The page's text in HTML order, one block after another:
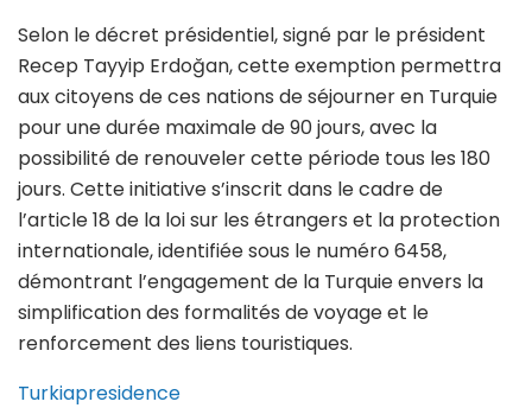
Selon le décret présidentiel, signé par le président
Recep Tayyip Erdoğan, cette exemption permettra
aux citoyens de ces nations de séjourner en Turquie
pour une durée maximale de 90 jours, avec la
possibilité de renouveler cette période tous les 180
jours. Cette initiative s’inscrit dans le cadre de
l’article 18 de la loi sur les étrangers et la protection
internationale, identifiée sous le numéro 6458,
démontrant l’engagement de la Turquie envers la
simplification des formalités de voyage et le
renforcement des liens touristiques.
Turkiapresidence